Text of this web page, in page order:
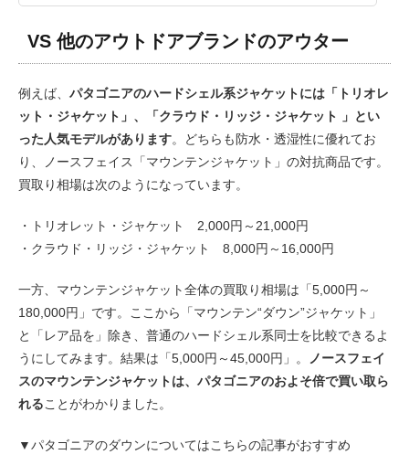
VS 他のアウトドアブランドのアウター
例えば、 パタゴニアのハードシェル系ジャケットには「トリオレ
ット・ジャケット」、「クラウド・リッジ・ジャケット 」とい
った人気モデルがあります。どちらも防水・透湿性に優れてお
り、ノースフェイス「マウンテンジャケット」の対抗商品です。
買取り相場は次のようになっています。
・トリオレット・ジャケット 2,000円～21,000円
・クラウド・リッジ・ジャケット 8,000円～16,000円
一方、マウンテンジャケット全体の買取り相場は「5,000円～
180,000円」です。ここから「マウンテン“ダウン”ジャケット」
と「レア品を」除き、普通のハードシェル系同士を比較できるよ
うにしてみます。結果は「5,000円～45,000円」。
ノースフェイ
スのマウンテンジャケットは、パタゴニアのおよそ倍で買い取ら
れることがわかりました。
▼パタゴニアのダウンについてはこちらの記事がおすすめ